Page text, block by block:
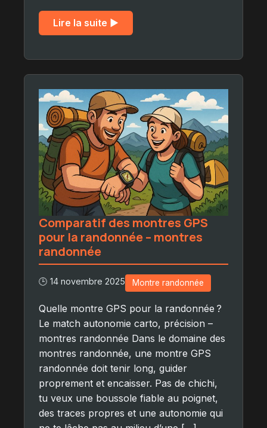
Lire la suite ▶︎
Comparatif des montres GPS
pour la randonnée – montres
randonnée
🕒 14 novembre 2025 Montre randonnée
Quelle montre GPS pour la randonnée ?
Le match autonomie carto, précision –
montres randonnée Dans le domaine des
montres randonnée, une montre GPS
randonnée doit tenir long, guider
proprement et encaisser. Pas de chichi,
tu veux une boussole fiable au poignet,
des traces propres et une autonomie qui